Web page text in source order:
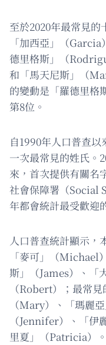
至於2020年最常見
「加西亞」（
德里格斯」（
和「馬天尼斯」（
的變動是「羅德里格
第8位。
自1990年人口普查
一次最常見的姓氏。
來，首次提供有關
社會保障署（
年都會統計最受歡迎
人口普查統計顯示，
「麥可」（Michael
斯」（James）、「
（Robert）；最常見
（Mary）、「瑪麗
（Jennifer）、「
里夏」（Patricia）。